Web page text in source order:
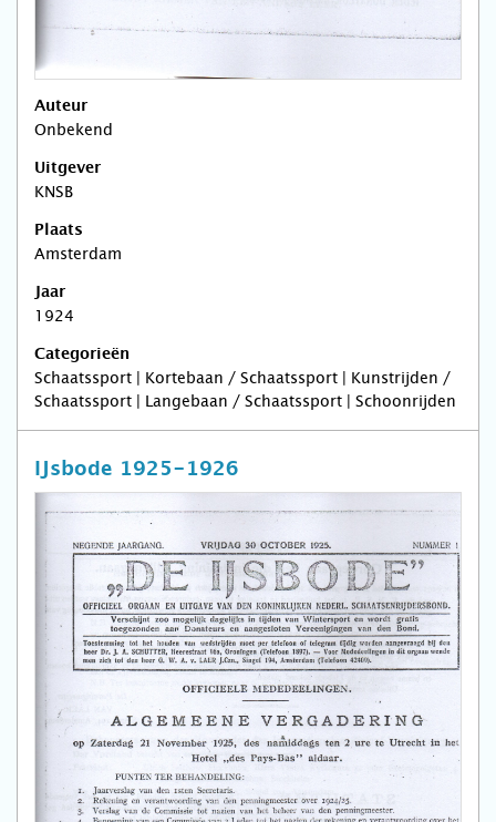
Auteur
Onbekend
Uitgever
KNSB
Plaats
Amsterdam
Jaar
1924
Categorieën
Schaatssport | Kortebaan / Schaatssport | Kunstrijden /
Schaatssport | Langebaan / Schaatssport | Schoonrijden
IJsbode 1925-1926